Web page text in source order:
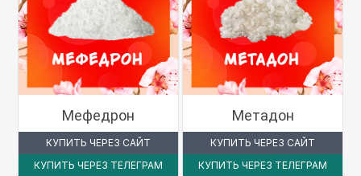
Мефедрон
КУПИТЬ ЧЕРЕЗ САЙТ
КУПИТЬ ЧЕРЕЗ ТЕЛЕГРАМ
Метадон
КУПИТЬ ЧЕРЕЗ САЙТ
КУПИТЬ ЧЕРЕЗ ТЕЛЕГРАМ